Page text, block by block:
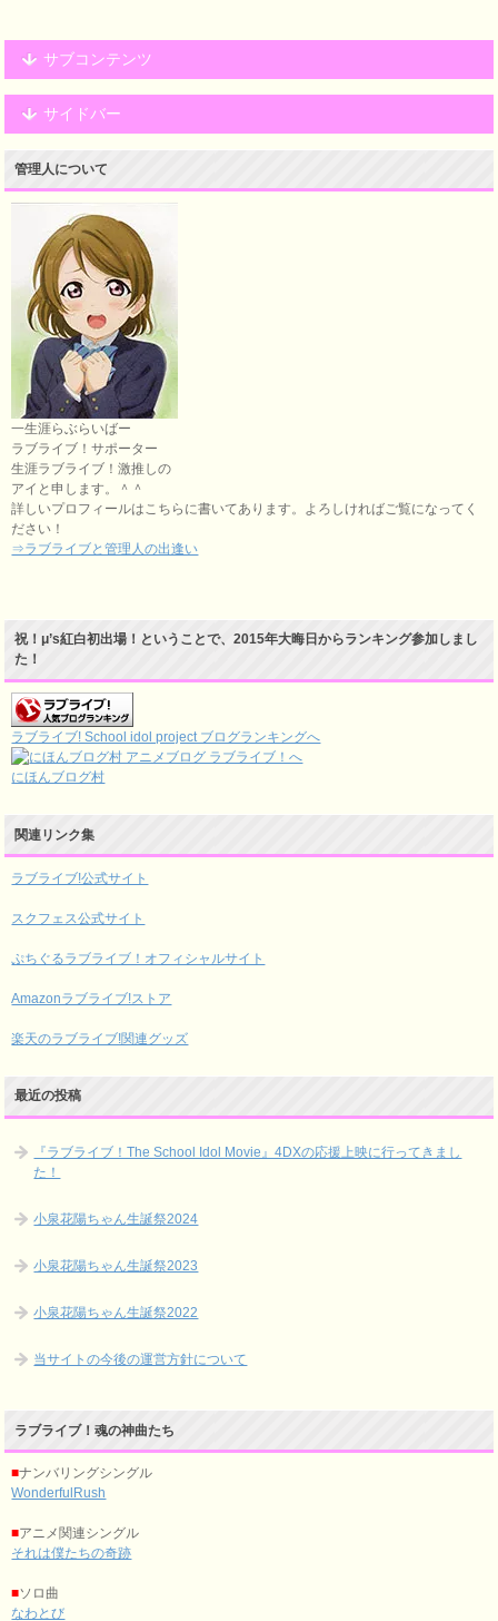
サブコンテンツ
サイドバー
管理人について
一生涯らぶらいばー
ラブライブ！サポーター
生涯ラブライブ！激推しの
アイと申します。＾＾
詳しいプロフィールはこちらに書いてあります。よろしければご覧になってく
ださい！
⇒ラブライブと管理人の出逢い
祝！μ’s紅白初出場！ということで、2015年大晦日からランキング参加しまし
た！
ラブライブ! School idol project ブログランキングへ
にほんブログ村
関連リンク集
ラブライブ!公式サイト
スクフェス公式サイト
ぷちぐるラブライブ！オフィシャルサイト
Amazonラブライブ!ストア
楽天のラブライブ!関連グッズ
最近の投稿
『ラブライブ！The School Idol Movie』4DXの応援上映に行ってきまし
た！
小泉花陽ちゃん生誕祭2024
小泉花陽ちゃん生誕祭2023
小泉花陽ちゃん生誕祭2022
当サイトの今後の運営方針について
ラブライブ！魂の神曲たち
■ナンバリングシングル
WonderfulRush
■アニメ関連シングル
それは僕たちの奇跡
■ソロ曲
なわとび